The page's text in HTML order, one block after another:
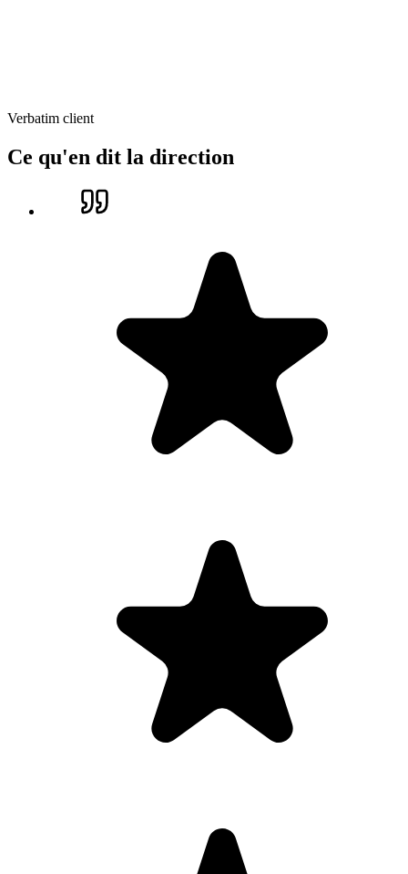
Verbatim client
Ce qu'en dit la direction